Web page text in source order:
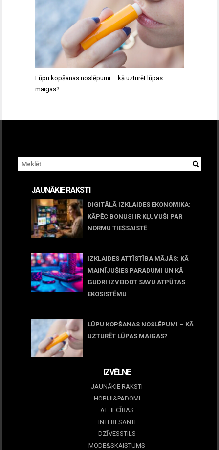
Lūpu kopšanas noslēpumi – kā uzturēt lūpas
maigas?
JAUNĀKIE RAKSTI
DIGITĀLĀ IZKLAIDES EKONOMIKA:
KĀPĒC BONUSI IR KĻUVUŠI PAR
NORMU TIEŠSAISTĒ
IZKLAIDES ATTĪSTĪBA MĀJĀS: KĀ
MAINĪJUŠIES PARADUMI UN KĀ
GUDRI IZVEIDOT SAVU ATPŪTAS
EKOSISTĒMU
LŪPU KOPŠANAS NOSLĒPUMI – KĀ
UZTURĒT LŪPAS MAIGAS?
IZVĒLNE
JAUNĀKIE RAKSTI
HOBIJI&PADOMI
ATTIECĪBAS
INTERESANTI
DZĪVESSTILS
MODE&SKAISTUMS